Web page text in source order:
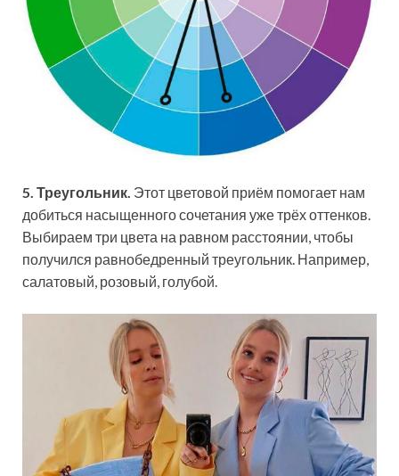
5. Треугольник. Этот цветовой приём помогает нам
добиться насыщенного сочетания уже трёх оттенков.
Выбираем три цвета на равном расстоянии, чтобы
получился равнобедренный треугольник. Например,
салатовый, розовый, голубой.